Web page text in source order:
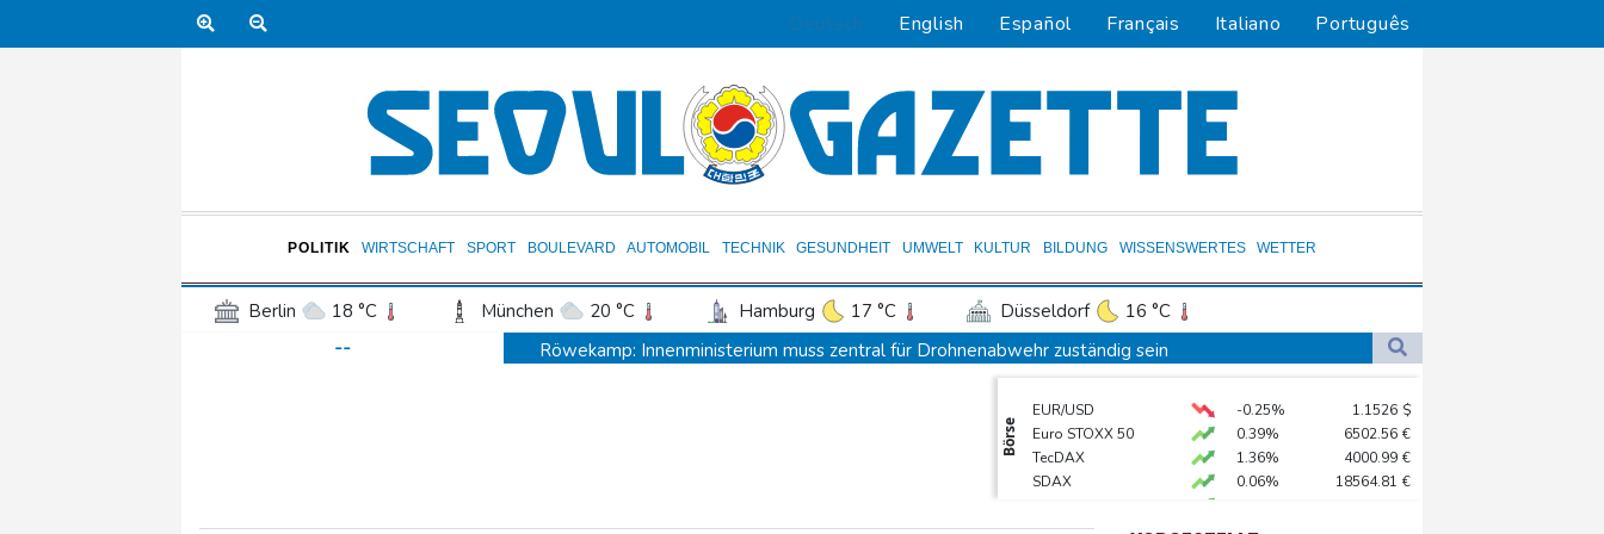
Deutsch English Español Français Italiano Português
POLITIK WIRTSCHAFT SPORT BOULEVARD AUTOMOBIL TECHNIK GESUNDHEIT UMWELT KULTUR BILDUNG WISSENSWERTES WETTER
Berlin 18 °C München 20 °C Hamburg 17 °C Düsseldorf
16 °C
Frankfurt am Main
Potsdam 18 °C Leipzig 17 °C Dortmund
Bremen
Wien
--
Röwekamp: Innenministerium muss zentral für Drohnenabwehr zuständig sein
Erdogan reist zu Dreier-Gipfel mit Pakistan nach Saudi-Arabien
58 Soldaten im Jemen bei Huthi-Angriffen getötet - Regierung kündigt Vergeltung an
Börse
EUR/USD -0.25% 1.1526 $
Euro STOXX 50
0.39% 6502.56 €
TecDAX
1.36% 4000.99 €
SDAX
0.06% 18564.81 €
Goldpreis
0.01%